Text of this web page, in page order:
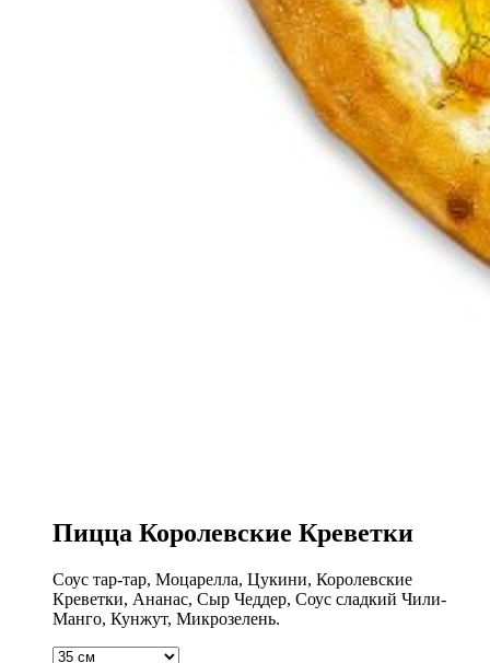
Пицца Королевские Креветки
Соус тар-тар, Моцарелла, Цукини, Королевские
Креветки, Ананас, Сыр Чеддер, Соус сладкий Чили-
Манго, Кунжут, Микрозелень.